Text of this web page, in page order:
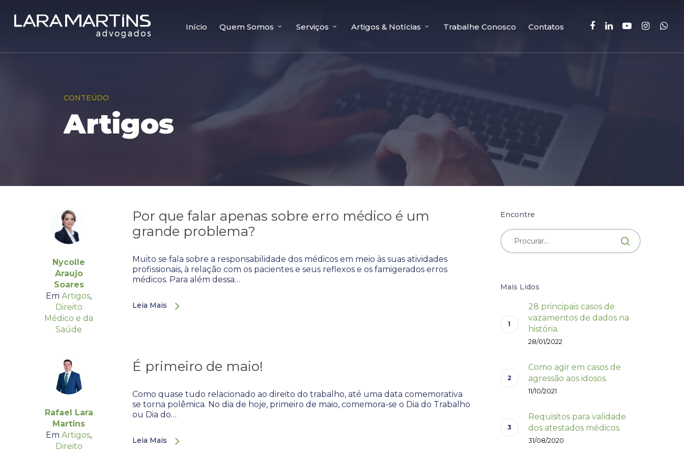
main
Início Quem Somos Serviços Artigos & Notícias Trabalhe Conosco Contatos facebooklinkedinyoutubeinstagram
CONTEÚDO
Artigos
Nycolle
Araujo
Soares
EmArtigos,
Direito
Médico e da
Saúde
Por que falar apenas sobre erro médico é um
grande problema?
Muito se fala sobre a responsabilidade dos médicos em meio às suas atividades
profissionais, à relação com os pacientes e seus reflexos e os famigerados erros
médicos. Para além dessa…
Leia Mais
Rafael Lara
Martins
EmArtigos,
Direito
É primeiro de maio!
Como quase tudo relacionado ao direito do trabalho, até uma data comemorativa
se torna polêmica. No dia de hoje, primeiro de maio, comemora-se o Dia do Trabalho
ou Dia do…
Leia Mais
Encontre
Mais Lidos
28 principais casos de
vazamentos de dados na
história.
28/01/2022
Como agir em casos de
agressão aos idosos.
11/10/2021
Requisitos para validade
dos atestados médicos.
31/08/2020